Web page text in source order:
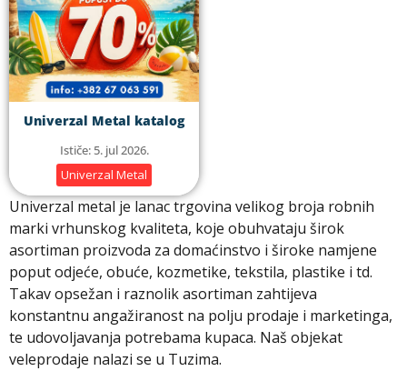
Univerzal Metal katalog
Ističe: 5. jul 2026.
Univerzal Metal
Univerzal metal je lanac trgovina velikog broja robnih
marki vrhunskog kvaliteta, koje obuhvataju širok
asortiman proizvoda za domaćinstvo i široke namjene
poput odjeće, obuće, kozmetike, tekstila, plastike i td.
Takav opsežan i raznolik asortiman zahtijeva
konstantnu angažiranost na polju prodaje i marketinga,
te udovoljavanja potrebama kupaca. Naš objekat
veleprodaje nalazi se u Tuzima.